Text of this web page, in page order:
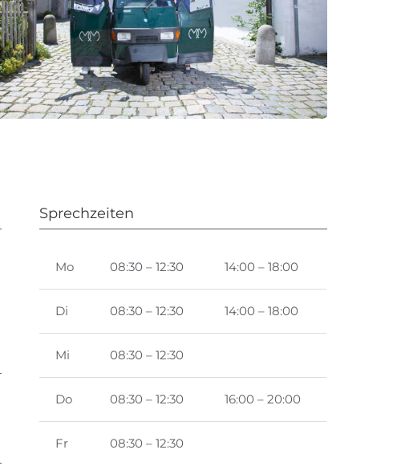
Sprechzeiten
Mo 08:30 – 12:30 14:00 – 18:00
Di 08:30 – 12:30 14:00 – 18:00
Mi 08:30 – 12:30
Do 08:30 – 12:30 16:00 – 20:00
Fr 08:30 – 12:30